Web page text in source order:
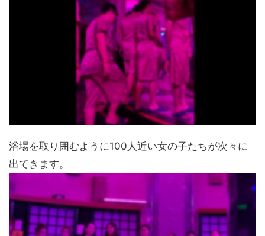
浴場を取り囲むように100人近い女の子たちが次々に
出てきます。